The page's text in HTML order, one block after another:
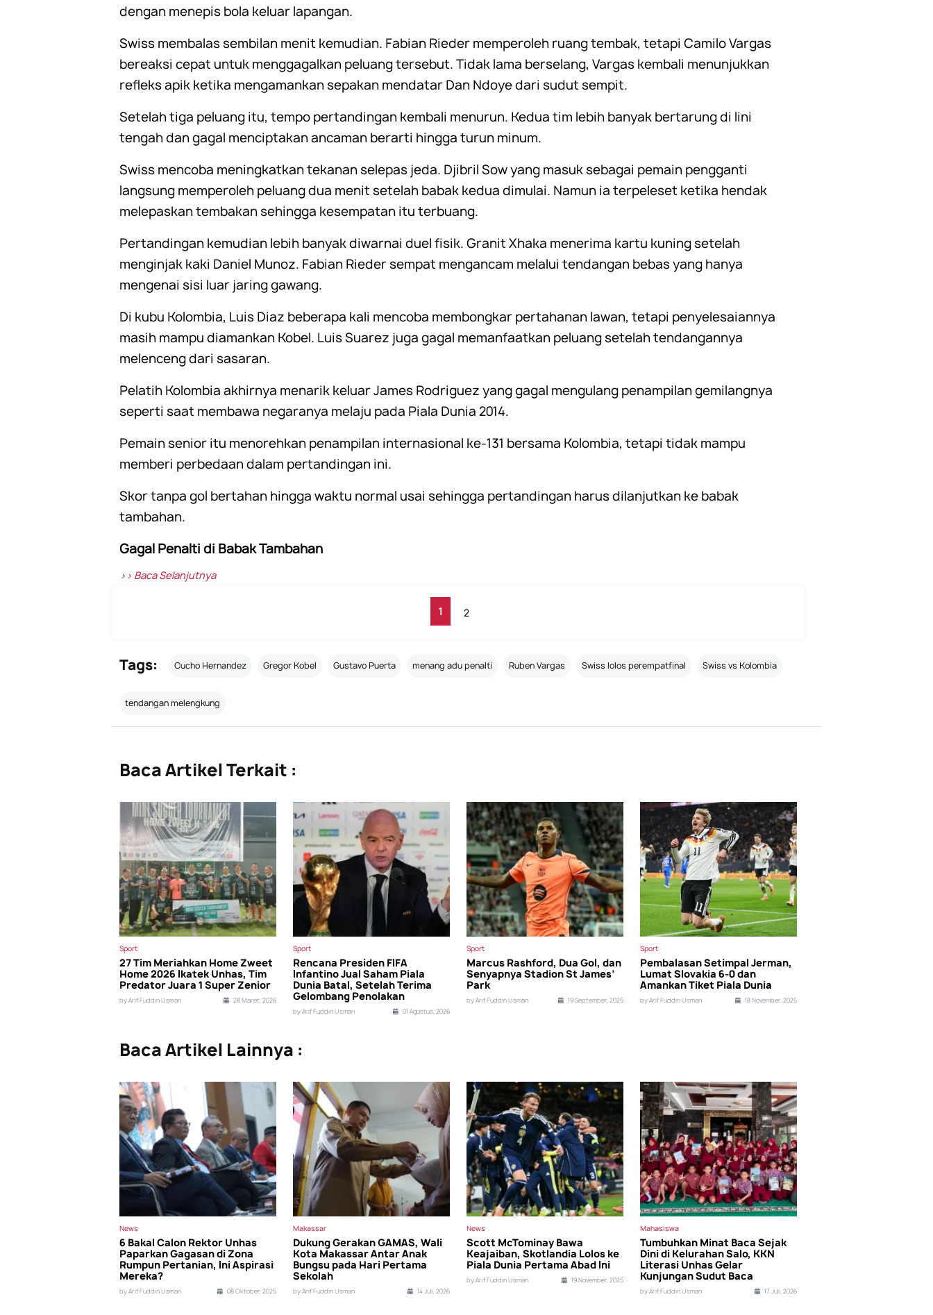
dengan menepis bola keluar lapangan.
Swiss membalas sembilan menit kemudian. Fabian Rieder memperoleh ruang tembak, tetapi Camilo Vargas
bereaksi cepat untuk menggagalkan peluang tersebut. Tidak lama berselang, Vargas kembali menunjukkan
refleks apik ketika mengamankan sepakan mendatar Dan Ndoye dari sudut sempit.
Setelah tiga peluang itu, tempo pertandingan kembali menurun. Kedua tim lebih banyak bertarung di lini
tengah dan gagal menciptakan ancaman berarti hingga turun minum.
Swiss mencoba meningkatkan tekanan selepas jeda. Djibril Sow yang masuk sebagai pemain pengganti
langsung memperoleh peluang dua menit setelah babak kedua dimulai. Namun ia terpeleset ketika hendak
melepaskan tembakan sehingga kesempatan itu terbuang.
Pertandingan kemudian lebih banyak diwarnai duel fisik. Granit Xhaka menerima kartu kuning setelah
menginjak kaki Daniel Munoz. Fabian Rieder sempat mengancam melalui tendangan bebas yang hanya
mengenai sisi luar jaring gawang.
Di kubu Kolombia, Luis Diaz beberapa kali mencoba membongkar pertahanan lawan, tetapi penyelesaiannya
masih mampu diamankan Kobel. Luis Suarez juga gagal memanfaatkan peluang setelah tendangannya
melenceng dari sasaran.
Pelatih Kolombia akhirnya menarik keluar James Rodriguez yang gagal mengulang penampilan gemilangnya
seperti saat membawa negaranya melaju pada Piala Dunia 2014.
Pemain senior itu menorehkan penampilan internasional ke-131 bersama Kolombia, tetapi tidak mampu
memberi perbedaan dalam pertandingan ini.
Skor tanpa gol bertahan hingga waktu normal usai sehingga pertandingan harus dilanjutkan ke babak
tambahan.
Gagal Penalti di Babak Tambahan
>> Baca Selanjutnya
1 2
Tags: Cucho Hernandez Gregor Kobel Gustavo Puerta menang adu penalti Ruben Vargas Swiss lolos perempatfinal Swiss vs Kolombia
tendangan melengkung
Baca Artikel Terkait :
Sport
27 Tim Meriahkan Home Zweet
Home 2026 Ikatek Unhas, Tim
Predator Juara 1 Super Zenior
by Arif Fuddin Usman 28 Maret, 2026
Sport
Rencana Presiden FIFA
Infantino Jual Saham Piala
Dunia Batal, Setelah Terima
Gelombang Penolakan
by Arif Fuddin Usman 01 Agustus, 2026
Sport
Marcus Rashford, Dua Gol, dan
Senyapnya Stadion St James’
Park
by Arif Fuddin Usman 19 September, 2025
Sport
Pembalasan Setimpal Jerman,
Lumat Slovakia 6-0 dan
Amankan Tiket Piala Dunia
by Arif Fuddin Usman 18 November, 2025
Baca Artikel Lainnya :
News
6 Bakal Calon Rektor Unhas
Paparkan Gagasan di Zona
Rumpun Pertanian, Ini Aspirasi
Mereka?
by Arif Fuddin Usman 08 Oktober, 2025
Makassar
Dukung Gerakan GAMAS, Wali
Kota Makassar Antar Anak
Bungsu pada Hari Pertama
Sekolah
by Arif Fuddin Usman 14 Juli, 2026
News
Scott McTominay Bawa
Keajaiban, Skotlandia Lolos ke
Piala Dunia Pertama Abad Ini
by Arif Fuddin Usman 19 November, 2025
Mahasiswa
Tumbuhkan Minat Baca Sejak
Dini di Kelurahan Salo, KKN
Literasi Unhas Gelar
Kunjungan Sudut Baca
by Arif Fuddin Usman 17 Juli, 2026